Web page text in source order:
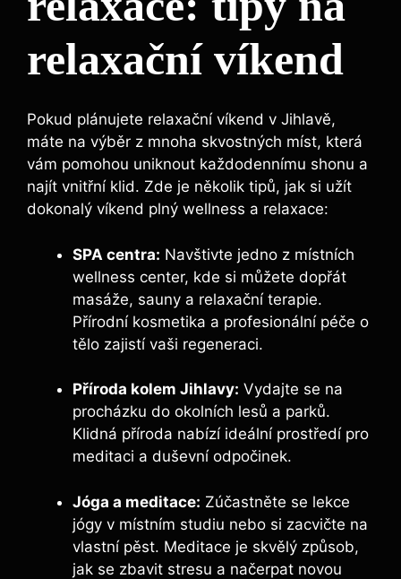
relaxační víkend
Pokud plánujete relaxační víkend v Jihlavě,
máte na výběr z mnoha skvostných míst, která
vám pomohou uniknout každodennímu shonu a
najít vnitřní klid. Zde je několik tipů, jak si užít
dokonalý víkend plný wellness a relaxace:
SPA centra: Navštivte jedno z místních
wellness center, kde si můžete dopřát
masáže, sauny a relaxační terapie.
Přírodní kosmetika a profesionální péče o
tělo zajistí vaši regeneraci.
Příroda kolem Jihlavy: Vydajte se na
procházku do okolních lesů a parků.
Klidná příroda nabízí ideální prostředí pro
meditaci a duševní odpočinek.
Jóga a meditace: Zúčastněte se lekce
jógy v místním studiu nebo si zacvičte na
vlastní pěst. Meditace je skvělý způsob,
jak se zbavit stresu a načerpat novou